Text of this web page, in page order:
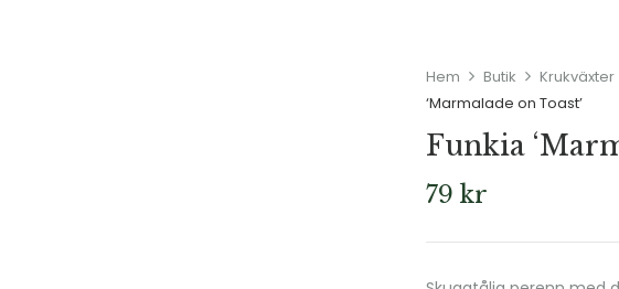
Hem Butik Krukväxter
‘Marmalade on Toast’
Funkia
79 kr